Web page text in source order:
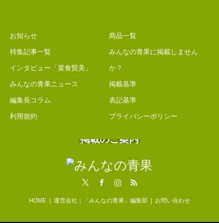
お知らせ
特集記事一覧
インタビュー「菜食賢美」
みんなの青果ニュース
編集長コラム
利用規約
商品一覧
みんなの青果に掲載しません
か？
掲載基準
表記基準
プライバシーポリシー
掲載のご案内
RSS
HOME 運営会社｜「みんなの青果」編集部 お問い合わせ